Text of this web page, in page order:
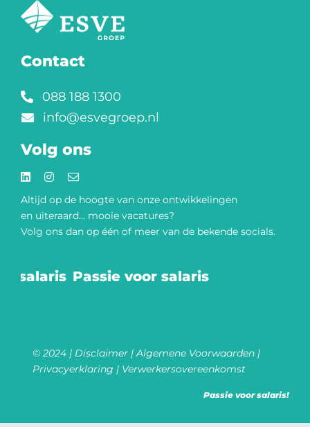
Contact
088 188 1300
info@esvegroep.nl
Volg ons
Altijd op de hoogte van onze ontwikkelingen
en uiteraard… mooie vacatures?
Volg ons dan op één of meer van de bekende socials.​
salaris Passie voor salaris
© 2024 | Disclaimer |Algemene Voorwaarden |
Privacyerklaring | Verwerkersovereenkomst
Passie voor salaris!